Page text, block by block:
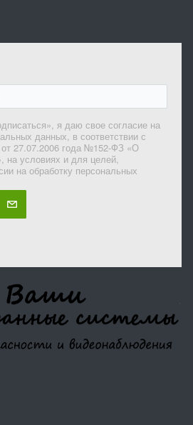
я даю свое согласие на
данных, в соответствии с
27.07.2006 года №152-ФЗ «О
на условиях и для целей,
на обработку персональных